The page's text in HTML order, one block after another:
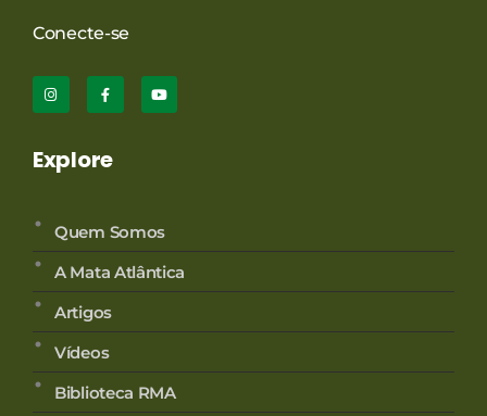
Conecte-se
Explore
Quem Somos
A Mata Atlântica
Artigos
Vídeos
Biblioteca RMA